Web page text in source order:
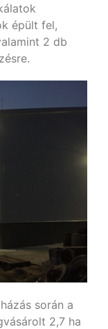
épült fel,
2 db
során a
2,7 ha